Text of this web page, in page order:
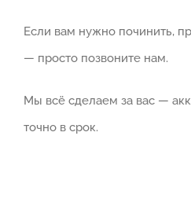
Если вам нужно починить,
— просто позвоните нам.
Мы всё сделаем за вас —
точно в срок.